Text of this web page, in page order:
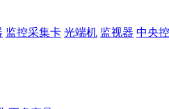
监控采集卡 光端机 监视器 中央